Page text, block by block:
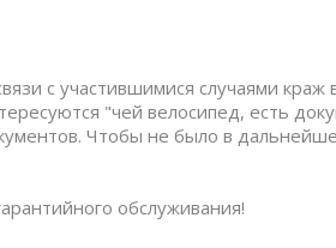
с участившимися случаями
"чей велосипед, есть
Чтобы не было в
обслуживания!